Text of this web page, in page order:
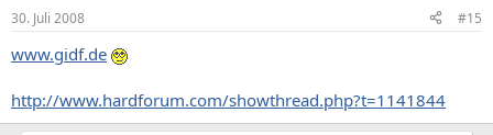
30. Juli 2008 #15
www.gidf.de
http://www.hardforum.com/showthread.php?t=1141844